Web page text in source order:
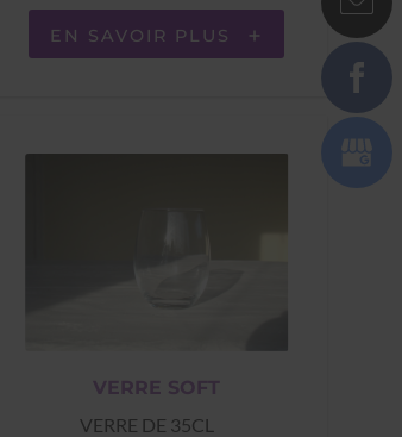
EN SAVOIR PLUS
VERRE SOFT
VERRE DE 35CL